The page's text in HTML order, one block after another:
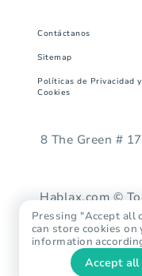
Contáctanos
Sitemap
Políticas de Privacidad y
Cookies
8 The Green #
Hablax.com ©
Pressing "Accept all
can store cookies on
information
Accept all